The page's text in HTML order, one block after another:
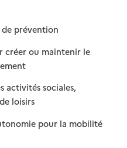
prévention: disponible
: non disponible
créer ou maintenir le
: disponible
: non disponible
activités sociales,
loisirs
: disponible
: non disponible
pour la mobilité